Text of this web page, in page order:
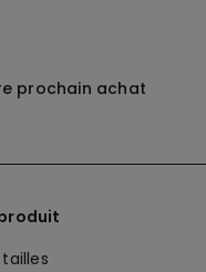
prochain achat